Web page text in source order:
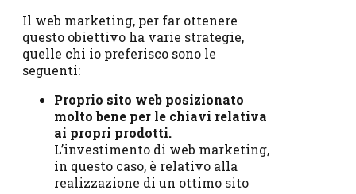
Il web marketing, per far ottenere
questo obiettivo ha varie strategie,
quelle chi io preferisco sono le
seguenti:
Proprio sito web posizionato
molto bene per le chiavi relativa
ai propri prodotti.
L’investimento di web marketing,
in questo caso, è relativo alla
realizzazione di un ottimo sito